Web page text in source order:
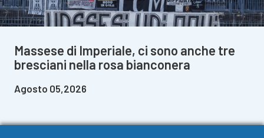
Massese di Imperiale, ci sono anche tre
bresciani nella rosa bianconera
Agosto 05,2026